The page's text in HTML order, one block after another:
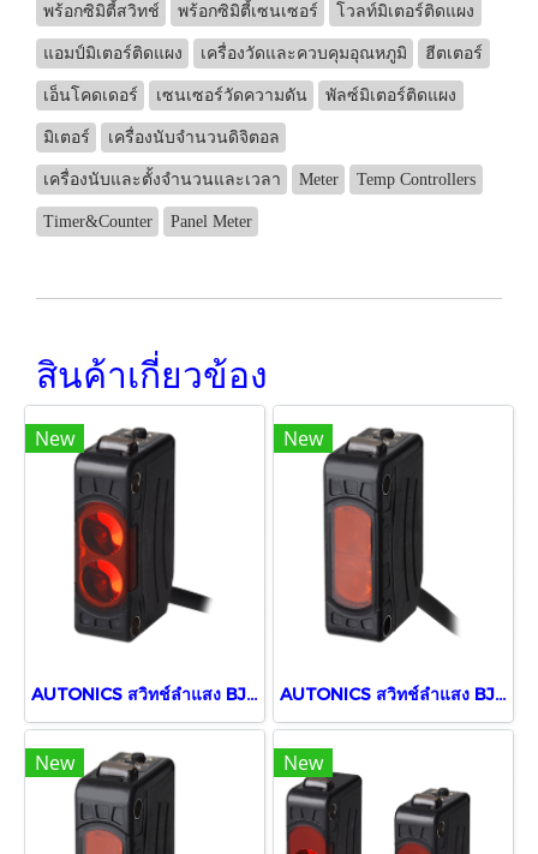
พร้อกซิมิตี้สวิทช์ พร้อกซิมิตี้เซนเซอร์ โวลท์มิเตอร์ติดแผง
แอมป์มิเตอร์ติดแผง เครื่องวัดและควบคุมอุณหภูมิ ฮีตเตอร์
เอ็นโคดเดอร์ เซนเซอร์วัดความดัน พัลซ์มิเตอร์ติดแผง
มิเตอร์ เครื่องนับจำนวนดิจิตอล
เครื่องนับและตั้งจำนวนและเวลา Meter Temp Controllers
Timer&Counter Panel Meter
สินค้าเกี่ยวข้อง
New
AUTONICS สวิทช์ลำแสง BJ300-DDT
New
AUTONICS สวิทช์ลำแสง BJ3M-PDT
New New